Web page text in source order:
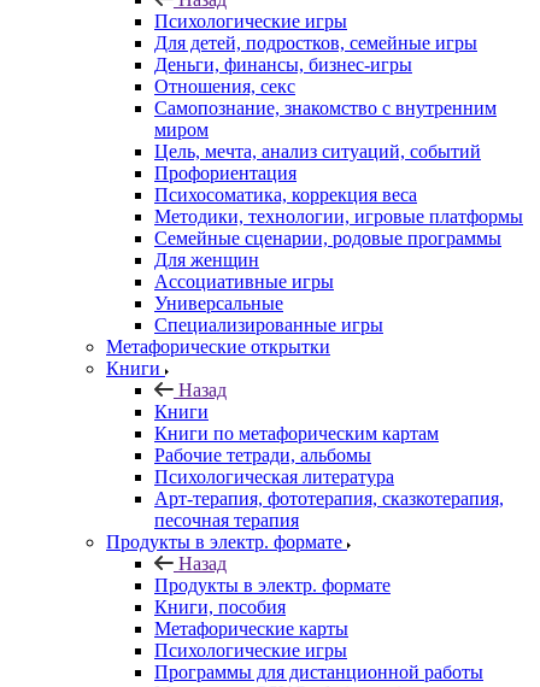
Психологические игры
Для детей, подростков, семейные игры
Деньги, финансы, бизнес-игры
Отношения, секс
Самопознание, знакомство с внутренним
миром
Цель, мечта, анализ ситуаций, событий
Профориентация
Психосоматика, коррекция веса
Методики, технологии, игровые платформы
Семейные сценарии, родовые программы
Для женщин
Ассоциативные игры
Универсальные
Специализированные игры
Метафорические открытки
Книги
Назад
Книги
Книги по метафорическим картам
Рабочие тетради, альбомы
Психологическая литература
Арт-терапия, фототерапия, сказкотерапия,
песочная терапия
Продукты в электр. формате
Назад
Продукты в электр. формате
Книги, пособия
Метафорические карты
Психологические игры
Программы для дистанционной работы